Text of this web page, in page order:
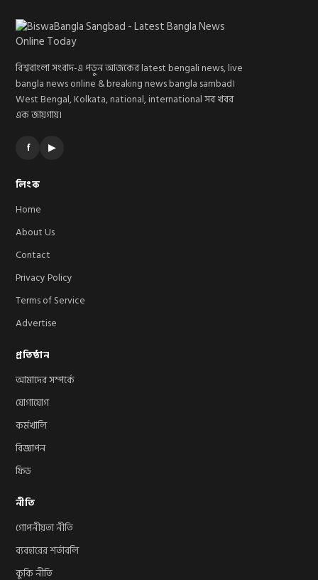
বিশ্ববাংলা সংবাদ-এ পড়ুন আজকের latest bengali news, live
bangla news online & breaking news bangla sambad।
West Bengal, Kolkata, national, international সব খবর
এক জায়গায়।
f ▶
লিংক
Home
About Us
Contact
Privacy Policy
Terms of Service
Advertise
প্রতিষ্ঠান
আমাদের সম্পর্কে
যোগাযোগ
কর্মখালি
বিজ্ঞাপন
ফিড
নীতি
গোপনীয়তা নীতি
ব্যবহারের শর্তাবলি
কুকি নীতি